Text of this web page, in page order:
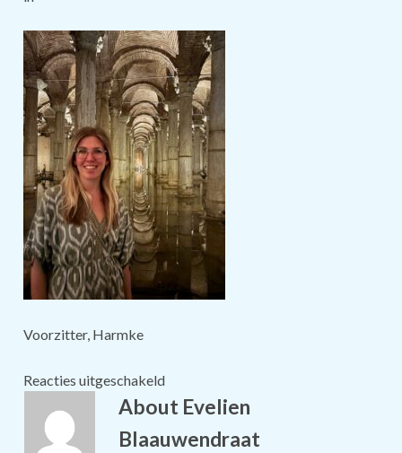
Voorzitter, Harmke
Reacties uitgeschakeldvoor
Harmke
About Evelien
Blaauwendraat